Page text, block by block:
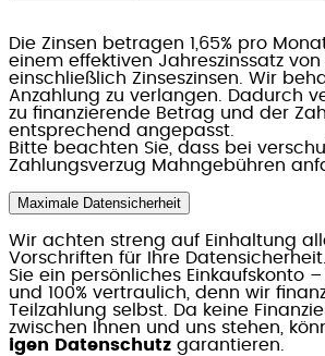
Die Zinsen betragen 1,65% pro
einem effektiven Jahreszinssatz von
einschließlich Zinseszinsen. Wir
Anzahlung zu verlangen. Dadurch
zu finanzierende Betrag und der
entsprechend angepasst.
Bitte beachten Sie, dass bei
Zahlungsverzug Mahngebühren
Maximale Datensicherheit
Wir achten streng auf Einhaltung
Vorschriften für Ihre
Sie ein persönliches Einkaufskonto
und 100% vertraulich, denn wir
Teilzahlung selbst. Da keine
zwischen Ihnen und uns stehen,
igen Datenschutz garantieren.